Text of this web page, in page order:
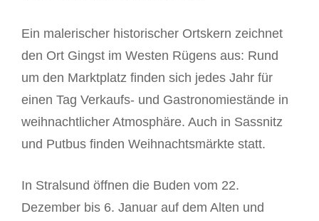
Ein malerischer historischer Ortskern zeichnet
den Ort Gingst im Westen Rügens aus: Rund
um den Marktplatz finden sich jedes Jahr für
einen Tag Verkaufs- und Gastronomiestände in
weihnachtlicher Atmosphäre. Auch in Sassnitz
und Putbus finden Weihnachtsmärkte statt.
In Stralsund öffnen die Buden vom 22.
Dezember bis 6. Januar auf dem Alten und